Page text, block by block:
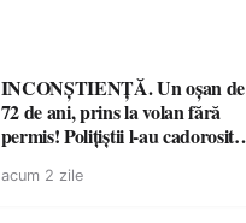
INCONȘTIENȚĂ. Un oșan de
72 de ani, prins la volan fără
permis! Polițiștii l-au cadorosit
acum 2 zile